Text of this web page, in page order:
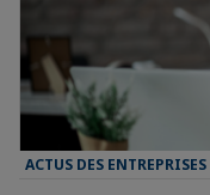
ACTUS DES ENTREPRISES